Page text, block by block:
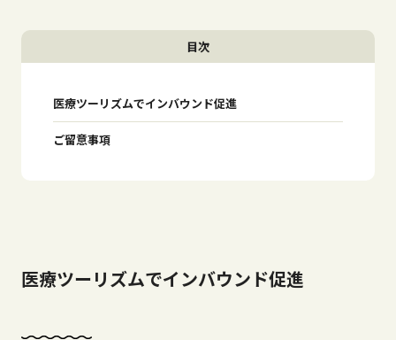
目次
医療ツーリズムでインバウンド促進
ご留意事項
医療ツーリズムでインバウンド促進